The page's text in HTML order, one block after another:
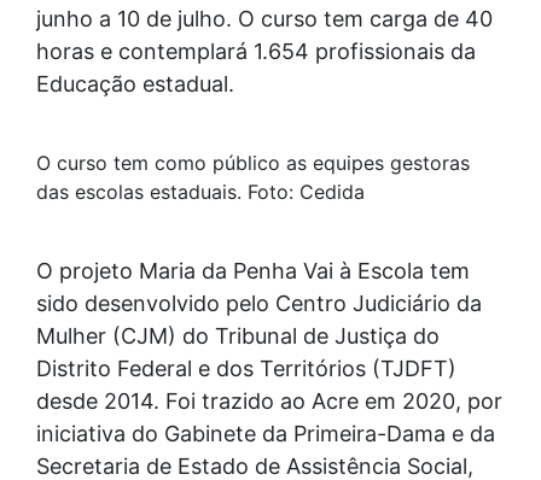
junho a 10 de julho. O curso tem carga de 40
horas e contemplará 1.654 profissionais da
Educação estadual.
O curso tem como público as equipes gestoras
das escolas estaduais. Foto: Cedida
O projeto Maria da Penha Vai à Escola tem
sido desenvolvido pelo Centro Judiciário da
Mulher (CJM) do Tribunal de Justiça do
Distrito Federal e dos Territórios (TJDFT)
desde 2014. Foi trazido ao Acre em 2020, por
iniciativa do Gabinete da Primeira-Dama e da
Secretaria de Estado de Assistência Social,